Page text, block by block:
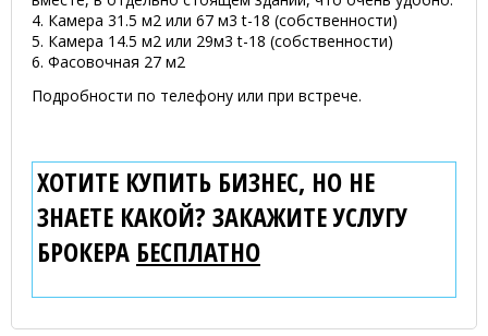
4. Камера 31.5 м2 или 67 м3 t-18 (собственности)
5. Камера 14.5 м2 или 29м3 t-18 (собственности)
6. Фасовочная 27 м2
Подробности по телефону или при встрече.
ХОТИТЕ КУПИТЬ БИЗНЕС, НО НЕ
ЗНАЕТЕ КАКОЙ? ЗАКАЖИТЕ УСЛУГУ
БРОКЕРА БЕСПЛАТНО